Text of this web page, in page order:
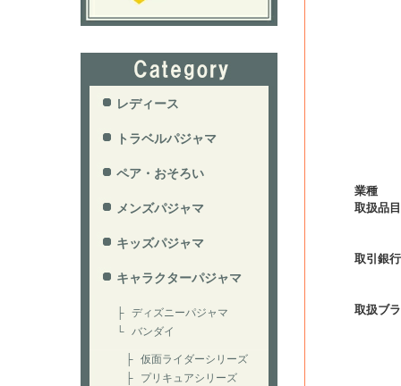
業種
取扱品目
取引銀行
取扱ブ